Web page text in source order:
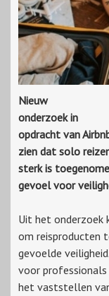
Nieuw
onderzoek in
opdracht van
zien dat solo
sterk is
gevoel voor
Uit het onderzoek
om reisproducten
gevoelde
voor
het vaststellen